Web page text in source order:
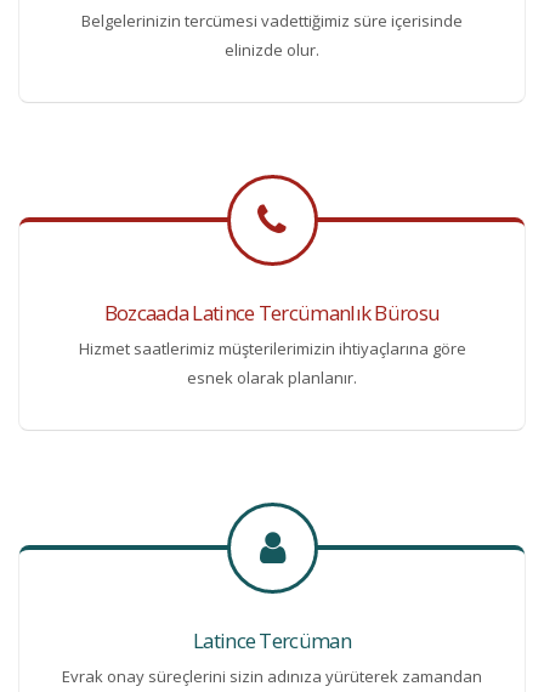
Belgelerinizin tercümesi vadettiğimiz süre içerisinde
elinizde olur.
Bozcaada Latince Tercümanlık Bürosu
Hizmet saatlerimiz müşterilerimizin ihtiyaçlarına göre
esnek olarak planlanır.
Latince Tercüman
Evrak onay süreçlerini sizin adınıza yürüterek zamandan